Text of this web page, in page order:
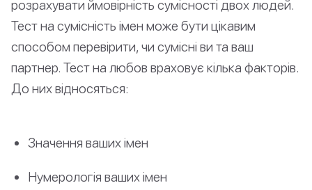
розрахувати ймовірність сумісності двох людей.
Тест на сумісність імен може бути цікавим
способом перевірити, чи сумісні ви та ваш
партнер. Тест на любов враховує кілька факторів.
До них відносяться:
Значення ваших імен
Нумерологія ваших імен